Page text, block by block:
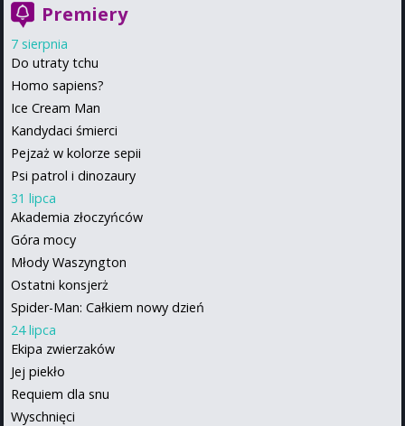
Premiery
7 sierpnia
Do utraty tchu
Homo sapiens?
Ice Cream Man
Kandydaci śmierci
Pejzaż w kolorze sepii
Psi patrol i dinozaury
31 lipca
Akademia złoczyńców
Góra mocy
Młody Waszyngton
Ostatni konsjerż
Spider-Man: Całkiem nowy dzień
24 lipca
Ekipa zwierzaków
Jej piekło
Requiem dla snu
Wyschnięci